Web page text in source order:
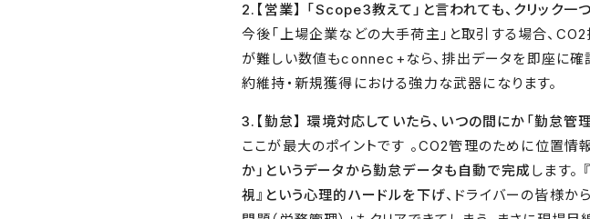
2.【営業】 「Scope3教えて」と言われても、クリック一
今後「上場企業などの大手荷主」と取引する場合、
が難しい数値もconnec+なら、排出データを即座に確
約維持・新規獲得における強力な武器になります。
3.【勤怠】 環境対応していたら、いつの間にか「勤怠管
ここが最大のポイントです 。CO2管理のために位置情
か」というデータから勤怠データも自動で完成 します。
視』という心理的ハードルを下げ、ドライバーの皆様か